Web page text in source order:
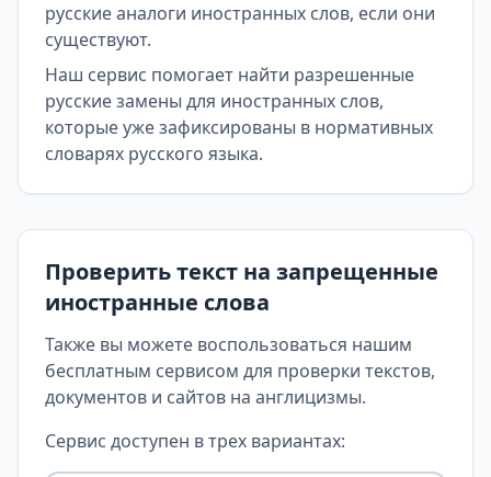
русские аналоги иностранных слов, если они
существуют.
Наш сервис помогает найти разрешенные
русские замены для иностранных слов,
которые уже зафиксированы в нормативных
словарях русского языка.
Проверить текст на запрещенные
иностранные слова
Также вы можете воспользоваться нашим
бесплатным сервисом для проверки текстов,
документов и сайтов на англицизмы.
Сервис доступен в трех вариантах: